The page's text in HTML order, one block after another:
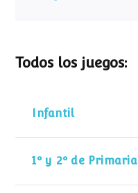
Todos los juegos:
Infantil
1º y 2º de Primaria